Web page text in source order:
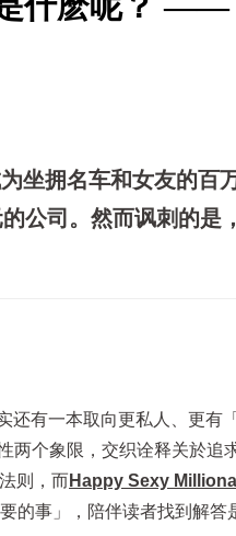
坐拥名车和女友的百万
公司。然而讽刺的是
还有一本取向更私人、更有
两个象限，交织诠释关於追
则，而Happy Sexy
的事」，陪伴读者找到解答